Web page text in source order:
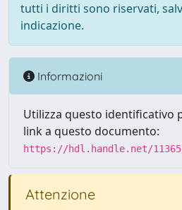
tutti i diritti sono riservati,
indicazione.
Informazioni
Utilizza questo identificativo
link a questo documento:
https://hdl.handle.net/
Attenzione